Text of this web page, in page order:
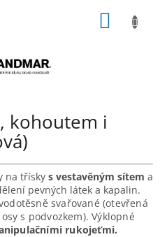
kohoutem i
na třísky s vestavěným sítem a
pevných látek a kapalin.
svařované (otevřená
s podvozkem). Výklopné
rukojeťmi.